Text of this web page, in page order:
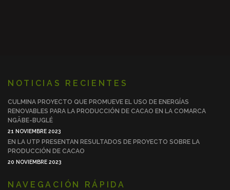
NOTICIAS RECIENTES
CULMINA PROYECTO QUE PROMUEVE EL USO DE ENERGÍAS
RENOVABLES PARA LA PRODUCCIÓN DE CACAO EN LA COMARCA
NGÄBE-BUGLÉ
21 NOVIEMBRE 2023
EN LA UTP PRESENTAN RESULTADOS DE PROYECTO SOBRE LA
PRODUCCIÓN DE CACAO
20 NOVIEMBRE 2023
NAVEGACIÓN RÁPIDA